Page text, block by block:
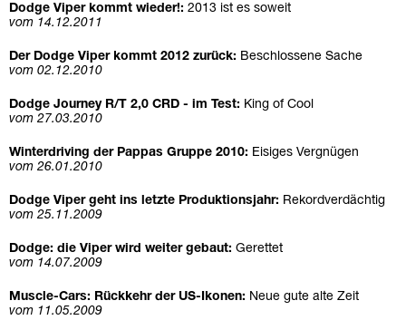
Dodge Viper kommt wieder!: 2013 ist es soweit
vom 14.12.2011
Der Dodge Viper kommt 2012 zurück: Beschlossene Sache
vom 02.12.2010
Dodge Journey R/T 2,0 CRD - im Test: King of Cool
vom 27.03.2010
Winterdriving der Pappas Gruppe 2010: Eisiges Vergnügen
vom 26.01.2010
Dodge Viper geht ins letzte Produktionsjahr: Rekordverdächtig
vom 25.11.2009
Dodge: die Viper wird weiter gebaut: Gerettet
vom 14.07.2009
Muscle-Cars: Rückkehr der US-Ikonen: Neue gute alte Zeit
vom 11.05.2009